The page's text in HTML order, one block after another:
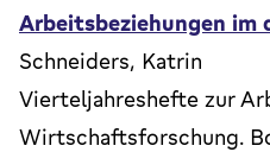
Arbeitsbeziehungen
Schneiders, Katrin
Vierteljahreshefte zur
Wirtschaftsforschung.